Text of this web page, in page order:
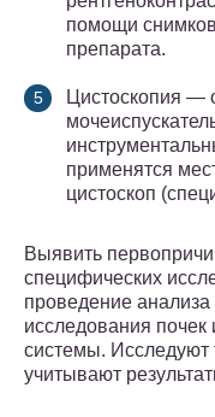
помощи
препарата.
Цистоскопия —
применятся
цистоскоп
Выявить
специфических
проведение
исследования почек
системы. Исследуют
учитывают